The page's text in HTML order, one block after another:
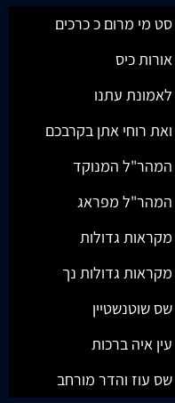
סט מי מרום כ כרכים
אורות כיס
לאמונת עתנו
ואת רוחי אתן בקרבכם
המהר"ל המנוקד
המהר"ל מפראג
מקראות גדולות
מקראות גדולות נך
שס שוטנשטיין
עין איה ברכות
שס עוז והדר מורחב